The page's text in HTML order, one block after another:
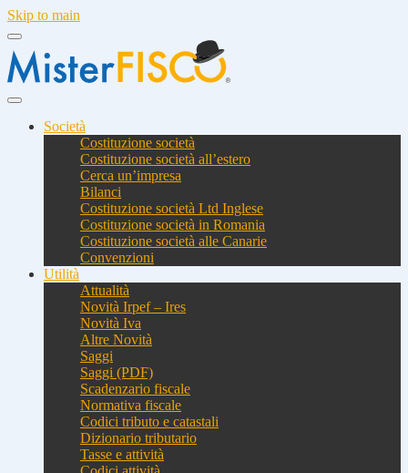
Skip to main
Società
Costituzione società
Costituzione società all’estero
Cerca un’impresa
Bilanci
Costituzione società Ltd Inglese
Costituzione società in Romania
Costituzione società alle Canarie
Convenzioni
Utilità
Attualità
Novità Irpef – Ires
Novità Iva
Altre Novità
Saggi
Saggi (PDF)
Scadenzario fiscale
Normativa fiscale
Codici tributo e catastali
Dizionario tributario
Tasse e attività